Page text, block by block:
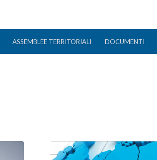
ASSEMBLEE TERRITORIALI DOCUMENTI